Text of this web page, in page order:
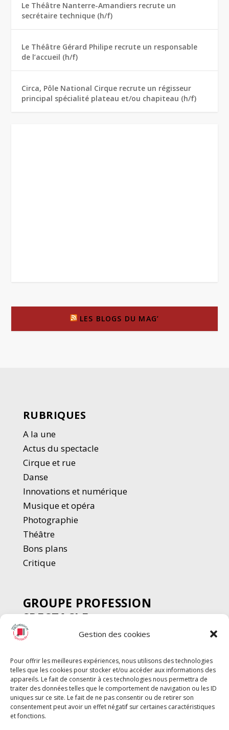
Gestion des cookies
Pour offrir les meilleures expériences, nous utilisons des technologies
telles que les cookies pour stocker et/ou accéder aux informations des
appareils. Le fait de consentir à ces technologies nous permettra de
traiter des données telles que le comportement de navigation ou les ID
uniques sur ce site. Le fait de ne pas consentir ou de retirer son
consentement peut avoir un effet négatif sur certaines caractéristiques
et fonctions.
Le Théâtre Nanterre-Amandiers recrute un
secrétaire technique (h/f)
Le Théâtre Gérard Philipe recrute un responsable
de l’accueil (h/f)
Circa, Pôle National Cirque recrute un régisseur
principal spécialité plateau et/ou chapiteau (h/f)
LES BLOGS DU MAG’
RUBRIQUES
A la une
Actus du spectacle
Cirque et rue
Danse
Innovations et numérique
Musique et opéra
Photographie
Théâtre
Bons plans
Critique
GROUPE PROFESSION
SPECTACLE
Chèque Intermittents
Chèque Compta
Chèque Emploi Spectacle
G-Pods
Profession Audio-visuel